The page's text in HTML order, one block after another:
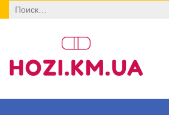
Найти: